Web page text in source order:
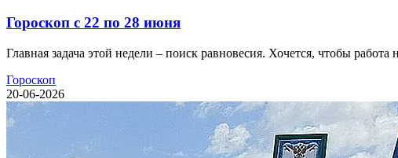
Гороскоп с 22 по 28 июня
Главная задача этой недели – поиск равновесия. Хочется, чтобы
Гороскоп
20-06-2026